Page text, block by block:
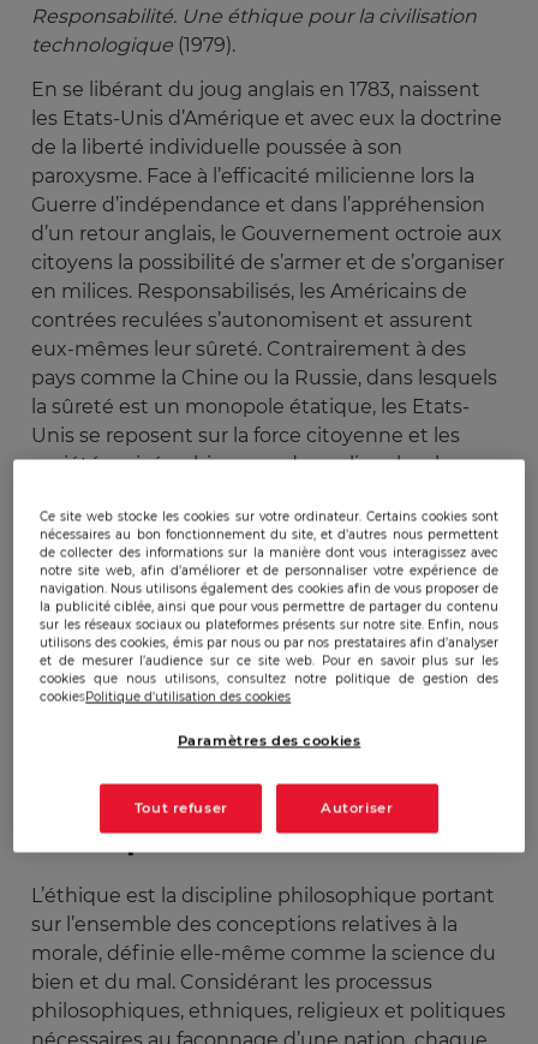
Responsabilité. Une éthique pour la civilisation
technologique (1979).
En se libérant du joug anglais en 1783, naissent
les Etats-Unis d’Amérique et avec eux la doctrine
de la liberté individuelle poussée à son
paroxysme. Face à l’efficacité milicienne lors la
Guerre d’indépendance et dans l’appréhension
d’un retour anglais, le Gouvernement octroie aux
citoyens la possibilité de s’armer et de s’organiser
en milices. Responsabilisés, les Américains de
contrées reculées s’autonomisent et assurent
eux-mêmes leur sûreté. Contrairement à des
pays comme la Chine ou la Russie, dans lesquels
la sûreté est un monopole étatique, les Etats-
Unis se reposent sur la force citoyenne et les
sociétés privées, bien que des polices locale,
Cependant, les défis auxquels le pays a dû faire
face ont redessiné ses politiques sécuritaires, le
forçant à doper ses moyens de prévention et
d’intervention, sur le plan humain bien sûr, mais
aussi et surtout technologique. Sont alors
soulevées des questions relatives à l’éthique,
éprouvée par une politique aux antipodes d'un
Approche américaine de
l'éthique
L’éthique est la discipline philosophique portant
sur l’ensemble des conceptions relatives à la
morale, définie elle-même comme la science du
bien et du mal. Considérant les processus
philosophiques, ethniques, religieux et politiques
Ce site web stocke les cookies sur votre ordinateur. Certains cookies sont
nécessaires au bon fonctionnement du site, et d’autres nous permettent
de collecter des informations sur la manière dont vous interagissez avec
notre site web, afin d’améliorer et de personnaliser votre expérience de
navigation. Nous utilisons également des cookies afin de vous proposer de
la publicité ciblée, ainsi que pour vous permettre de partager du contenu
sur les réseaux sociaux ou plateformes présents sur notre site. Enfin, nous
utilisons des cookies, émis par nous ou par nos prestataires afin d’analyser
et de mesurer l’audience sur ce site web. Pour en savoir plus sur les
cookies que nous utilisons, consultez notre politique de gestion des
cookiesPolitique d'utilisation des cookies
Paramètres des cookies
Tout refuser Autoriser